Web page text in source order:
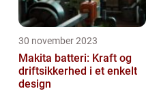
30 november 2023
Makita batteri: Kraft og
driftsikkerhed i et enkelt
design